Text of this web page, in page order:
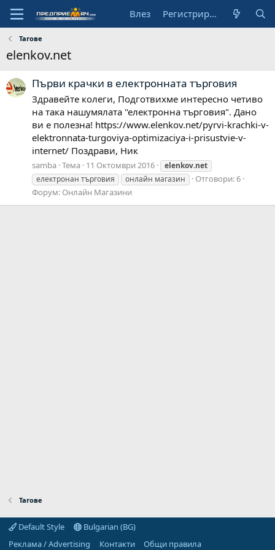
Влез Регистрирай се
Тагове
elenkov.net
Първи крачки в електронната търговия
Здравейте колеги, Подготвихме интересно четиво
на така нашумялата "електронна търговия". Дано
ви е полезна! https://www.elenkov.net/pyrvi-krachki-v-
elektronnata-turgoviya-optimizaciya-i-prisustvie-v-
internet/ Поздрави, Ник
samba Тема 11 Октомври 2016
elenkov.net
електронан търговия
онлайн магазин
Отговори: 6
Форум: Онлайн Магазини
Тагове
Default Style
Bulgarian (BG)
Реклама / Advertising
Контакти
Общи правила